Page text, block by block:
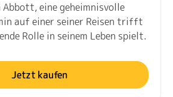
eine geheimnisvolle
auf einer seiner Reisen trifft
Rolle in seinem Leben spielt.
Jetzt kaufen